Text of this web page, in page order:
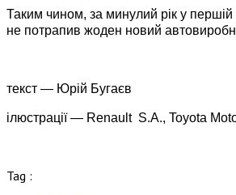
Таким чином, за минулий рік у першій
не потрапив жоден новий
текст — Юрій Бугаєв
ілюстрації — Renault S.A., Toyota
Tag :